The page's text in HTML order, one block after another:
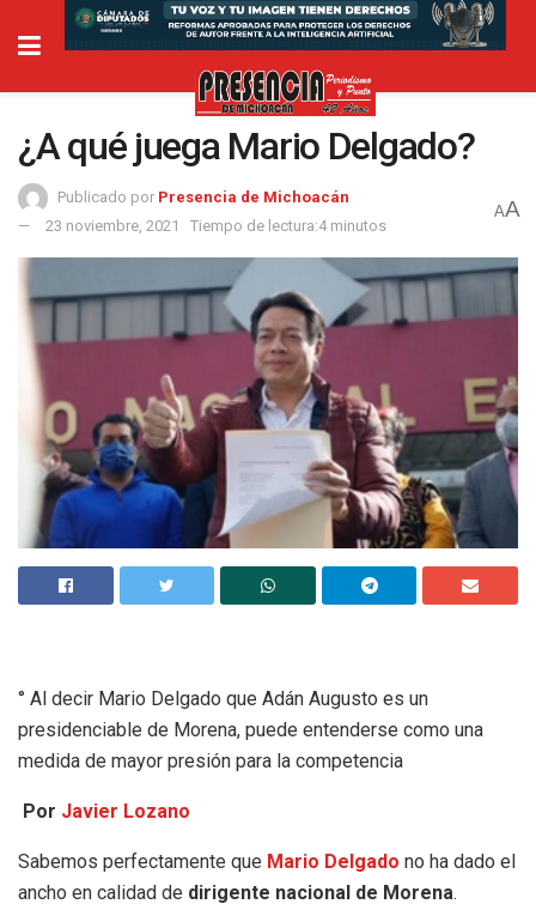
¿A qué juega Mario Delgado?
Publicado por Presencia de Michoacán
23 noviembre, 2021
Tiempo de lectura:4 minutos
AA
° Al decir Mario Delgado que Adán Augusto es un
presidenciable de Morena, puede entenderse como una
medida de mayor presión para la competencia
Por Javier Lozano
Sabemos perfectamente que Mario Delgado no ha dado el
ancho en calidad de dirigente nacional de Morena.